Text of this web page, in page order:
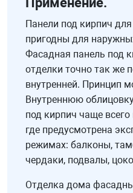
Панели под кирпич
пригодны для
Фасадная панель под
отделки точно так же
внутренней. Принцип
Внутреннюю
под кирпич чаще
где предусмотрена
режимах: балконы,
чердаки, подвалы,
Отделка дома